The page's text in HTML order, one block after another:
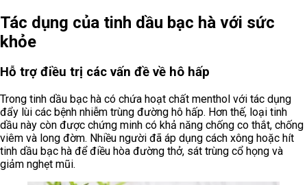
Tác dụng của tinh dầu bạc hà với sức
khỏe
Hỗ trợ điều trị các vấn đề về hô hấp
Trong tinh dầu bạc hà có chứa hoạt chất menthol với tác dụng
đẩy lùi các bệnh nhiễm trùng đường hô hấp. Hơn thế, loại tinh
dầu này còn được chứng minh có khả năng chống co thắt, chống
viêm và long đờm. Nhiều người đã áp dụng cách xông hoặc hít
tinh dầu bạc hà để điều hòa đường thở, sát trùng cổ họng và
giảm nghẹt mũi.